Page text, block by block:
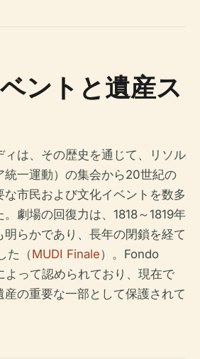
ントと遺産ス
ィは、その歴史を通じて、リソル
統一運動）の集会から20世紀の
な市民および文化イベントを数多
。劇場の回復力は、1818～1819年
らかであり、長年の閉鎖を経て
た（MUDI Finale）。Fondo
って認められており、現在で
産の重要な一部として保護されて